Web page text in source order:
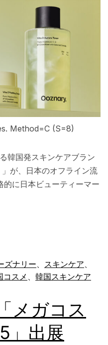
Method=C (S=8)
韓国発スキンケアブラン
が、日本のオフライン流
的に日本ビューティーマー
ズナリー スキンケア
コスメ 韓国スキンケア
メガコス
」出展